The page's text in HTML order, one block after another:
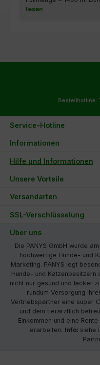
lesen
Bestellhotline:
Service-Hotline
Informationen
Hilfe und Informationen
Unsere Vorteile
Versandarten
SSL-Verschlüsselung
Über uns
Die PANYS GmbH wurde
hochwertige Hunde- und
Marketing. PANYS legt
Hunde- und
nicht nur gesund und lecker
rundum Versorgung
Vertriebspartner eine super
und dem tierärztlich
Einkommen und eine
erarbeiten. Info: siehe